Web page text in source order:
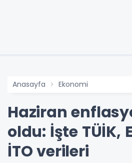
Anasayfa Ekonomi
Haziran
oldu: İşte TÜİK,
İTO verileri